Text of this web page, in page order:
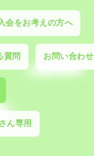
会をお考えの方へ
質問 お問い合わせ
ん専用